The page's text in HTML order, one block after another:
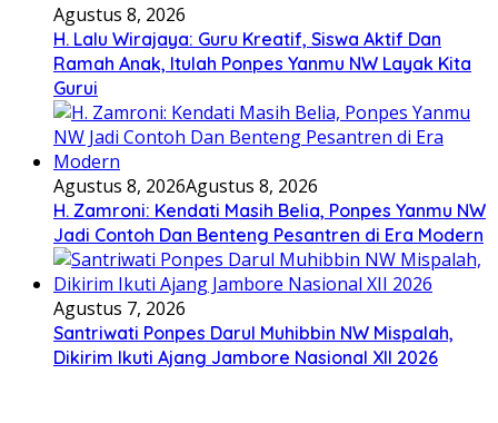
Agustus 8, 2026
H. Lalu Wirajaya: Guru Kreatif, Siswa Aktif Dan
Ramah Anak, Itulah Ponpes Yanmu NW Layak Kita
Gurui
Agustus 8, 2026Agustus 8, 2026
H. Zamroni: Kendati Masih Belia, Ponpes Yanmu NW
Jadi Contoh Dan Benteng Pesantren di Era Modern
Agustus 7, 2026
Santriwati Ponpes Darul Muhibbin NW Mispalah,
Dikirim Ikuti Ajang Jambore Nasional XII 2026